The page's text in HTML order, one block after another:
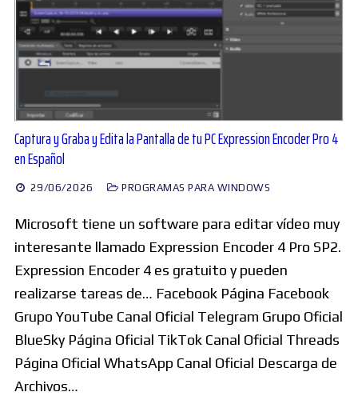
Captura y Graba y Edita la Pantalla de tu PC Expression Encoder Pro 4
en Español
29/06/2026 PROGRAMAS PARA WINDOWS
Microsoft tiene un software para editar vídeo muy
interesante llamado Expression Encoder 4 Pro SP2.
Expression Encoder 4 es gratuito y pueden
realizarse tareas de… Facebook Página Facebook
Grupo YouTube Canal Oficial Telegram Grupo Oficial
BlueSky Página Oficial TikTok Canal Oficial Threads
Página Oficial WhatsApp Canal Oficial Descarga de
Archivos…